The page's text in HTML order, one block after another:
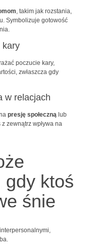
, takim jak rozstania,
Symbolizuje gotowość
kary
poczucie kary,
zwłaszcza gdy
w relacjach
presję społeczną lub
z zewnątrz wpływa na
gdy ktoś
śnie